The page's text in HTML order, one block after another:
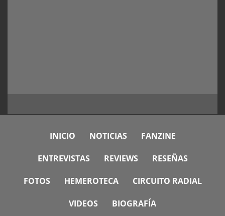
INICIO NOTICIAS FANZINE
ENTREVISTAS REVIEWS RESEÑAS
FOTOS HEMEROTECA CIRCUITO RADIAL
VIDEOS BIOGRAFÍA